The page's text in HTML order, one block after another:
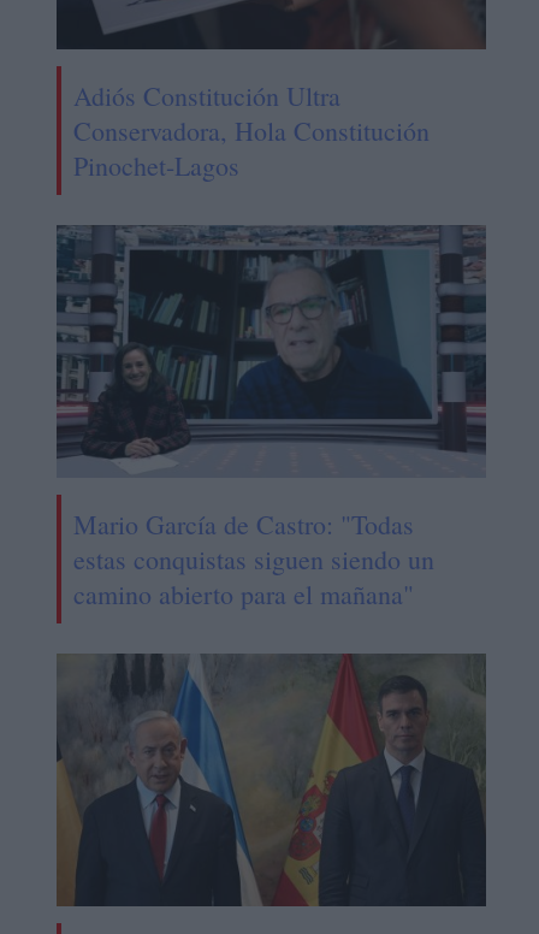
Adiós Constitución Ultra
Conservadora, Hola Constitución
Pinochet-Lagos
Mario García de Castro: "Todas
estas conquistas siguen siendo un
camino abierto para el mañana"